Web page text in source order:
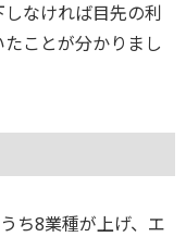
なければ目先の利
ことが分かりまし
ち8業種が上げ、エ